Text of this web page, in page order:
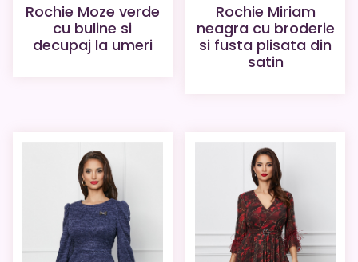
Rochie Moze verde
cu buline si
decupaj la umeri
Rochie Miriam
neagra cu broderie
si fusta plisata din
satin